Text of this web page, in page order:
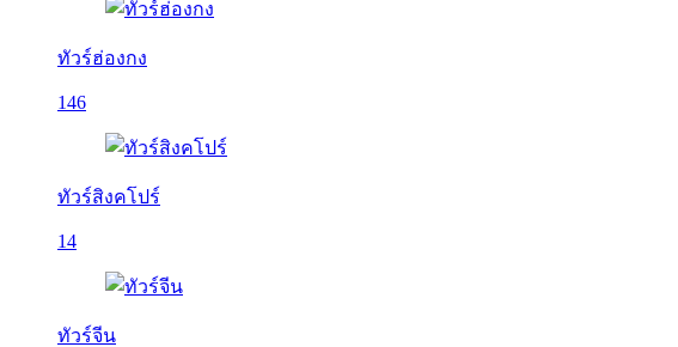
ทัวร์ฮ่องกง
146
ทัวร์สิงคโปร์
14
ทัวร์จีน